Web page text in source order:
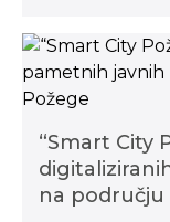
“Smart City
na području